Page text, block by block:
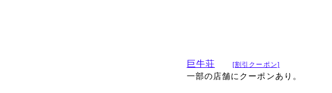
巨牛荘 [割引クーポン]
一部の店舗にクーポンあり。